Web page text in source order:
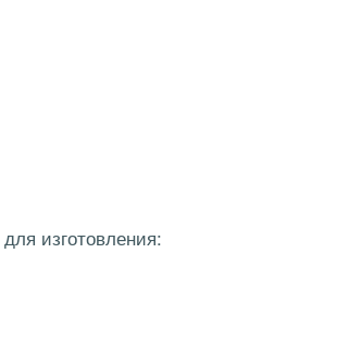
изготовления: